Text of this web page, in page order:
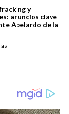
y
anuncios clave
Abelardo de la